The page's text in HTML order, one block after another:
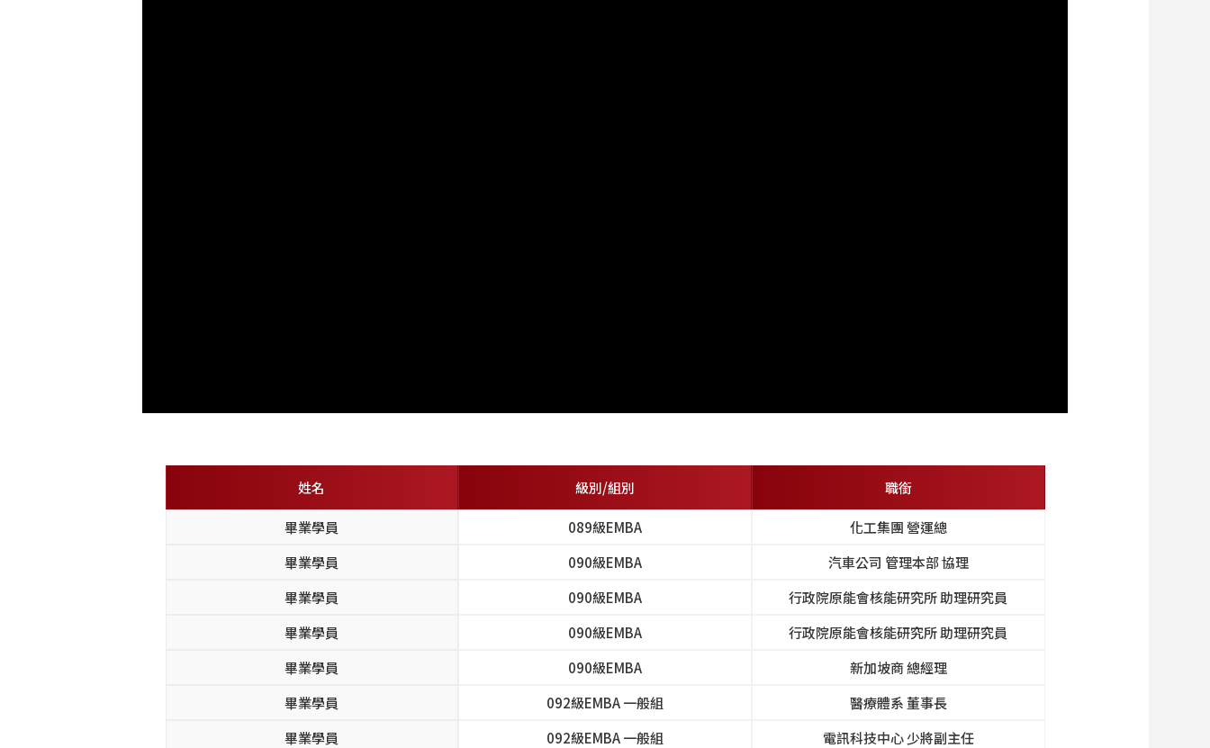
姓名 級別/組別 職銜
畢業學員 089級EMBA
化工集團 營運總
畢業學員
090級EMBA
汽車公司 管理本部 協理
畢業學員
090級EMBA
行政院原能會核能研究所 助理研究員
畢業學員
090級EMBA
行政院原能會核能研究所 助理研究員
畢業學員
090級EMBA
新加坡商 總經理
畢業學員
092級EMBA 一般組
醫療體系 董事長
畢業學員
092級EMBA 一般組
電訊科技中心 少將副主任